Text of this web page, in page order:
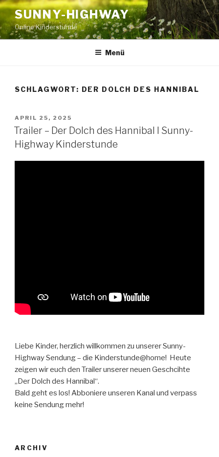
Zum
Inhalt
springen
SUNNY-HIGHWAY
Online Kinderstunde
Menü
SCHLAGWORT: DER DOLCH DES HANNIBAL
VERÖFFENTLICHT
AM
APRIL 25, 2025
Trailer – Der Dolch des Hannibal I Sunny-
Highway Kinderstunde
Liebe Kinder, herzlich willkommen zu unserer Sunny-
Highway Sendung – die Kinderstunde@home! Heute
zeigen wir euch den Trailer unserer neuen Geschcihte
„Der Dolch des Hannibal“.
Bald geht es los! Abboniere unseren Kanal und verpass
keine Sendung mehr!
ARCHIV